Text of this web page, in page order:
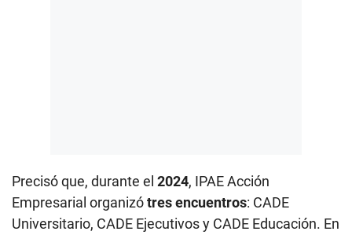
Precisó que, durante el 2024, IPAE Acción
Empresarial organizótres encuentros: CADE
Universitario, CADE Ejecutivos y CADE Educación. En